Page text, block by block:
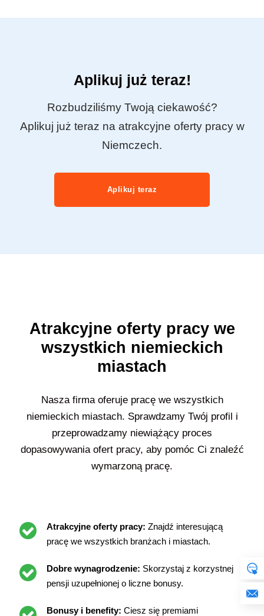
Aplikuj już teraz!
Rozbudziliśmy Twoją ciekawość?
Aplikuj już teraz na atrakcyjne oferty pracy w
Niemczech.
Aplikuj teraz
Atrakcyjne oferty pracy we
wszystkich niemieckich
miastach
Nasza firma oferuje pracę we wszystkich
niemieckich miastach. Sprawdzamy Twój profil i
przeprowadzamy niewiążący proces
dopasowywania ofert pracy, aby pomóc Ci znaleźć
wymarzoną pracę.
Atrakcyjne oferty pracy: Znajdź interesującą
pracę we wszystkich branżach i miastach.
Dobre wynagrodzenie: Skorzystaj z korzystnej
pensji uzupełnionej o liczne bonusy.
Bonusy i benefity: Ciesz się premiami